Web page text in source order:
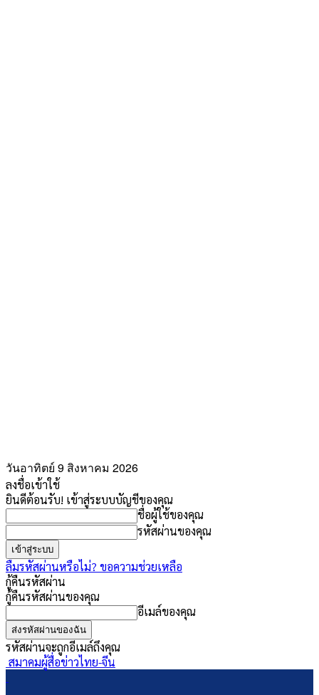
วันอาทิตย์ 9 สิงหาคม 2026
ลงชื่อเข้าใช้
ยินดีต้อนรับ! เข้าสู่ระบบบัญชีของคุณ
ชื่อผู้ใช้ของคุณ
รหัสผ่านของคุณ
ลืมรหัสผ่านหรือไม่? ขอความช่วยเหลือ
กู้คืนรหัสผ่าน
กู้คืนรหัสผ่านของคุณ
อีเมล์ของคุณ
รหัสผ่านจะถูกอีเมล์ถึงคุณ
สมาคมผู้สื่อข่าวไทย-จีน